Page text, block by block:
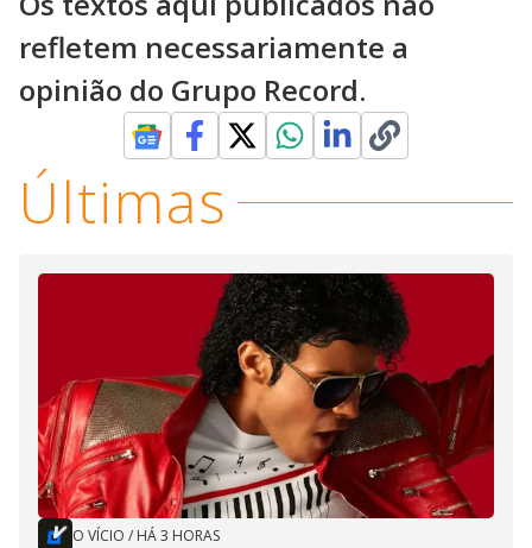
refletem necessariamente a
opinião do Grupo Record.
Últimas
O VÍCIO / HÁ 3 HORAS